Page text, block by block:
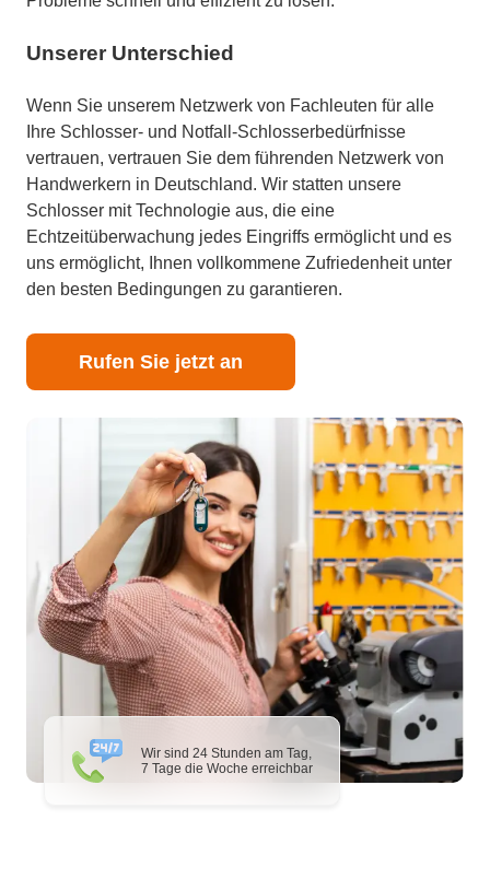
Wir sind 24 Stunden am Tag,
7 Tage die Woche erreichbar
Unserer Unterschied
Wenn Sie unserem Netzwerk von Fachleuten für alle
Ihre Schlosser- und Notfall-Schlosserbedürfnisse
vertrauen, vertrauen Sie dem führenden Netzwerk von
Handwerkern in Deutschland. Wir statten unsere
Schlosser mit Technologie aus, die eine
Echtzeitüberwachung jedes Eingriffs ermöglicht und es
uns ermöglicht, Ihnen vollkommene Zufriedenheit unter
den besten Bedingungen zu garantieren.
Rufen Sie jetzt an